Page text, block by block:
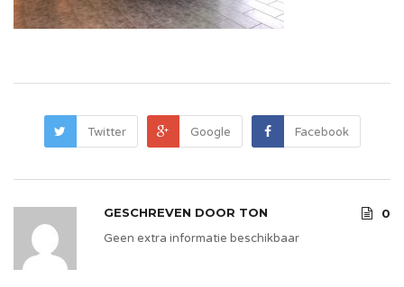
Twitter Google Facebook
GESCHREVEN DOOR TON
0
Geen extra informatie beschikbaar